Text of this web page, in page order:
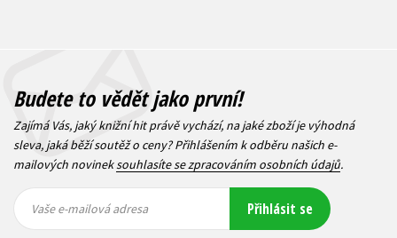
Budete to vědět jako první!
Zajímá Vás, jaký knižní hit právě vychází, na jaké zboží je výhodná
sleva, jaká běží soutěž o ceny? Přihlášením k odběru našich e-
mailových novineksouhlasíte se zpracováním osobních údajů.
mailová
mailová
Vaše e-mailová adresa Přihlásit se